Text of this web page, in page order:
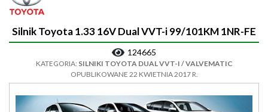
Silnik Toyota 1.33 16V Dual VVT-i 99/101KM 1NR-FE
124665
KATEGORIA: SILNIKI TOYOTA DUAL VVT-I / VALVEMATIC
OPUBLIKOWANE 22 KWIETNIA 2017 R.